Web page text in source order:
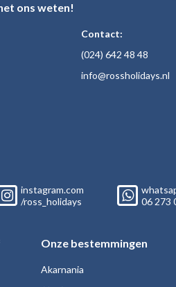
ons weten!
Contact:
(024) 642 48 48
info@rossholidays.nl
instagram.com
/ross_holidays
06 273
Onze bestemmingen
Akarnania